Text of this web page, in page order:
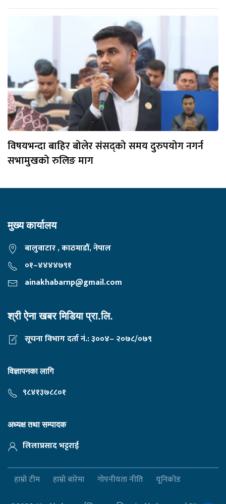
विषयभन्दा बाहिर बोलेर संसद्को समय दुरुपयोग नगर्न
सभामुखको रुलिङ माग
मुख्य कार्यालय
बालुवाटार , काठमाडौं, नेपाल
०१–४४४४७९१
ainakhabarnp@gmail.com
श्री ऐना खबर मिडिया प्रा.लि.
सूचना विभाग दर्ता नं.: ३००४– २०७८/०७९
विज्ञापनका लागि
९८४१३७८८०१
अध्यक्ष तथा सम्पादक
लिलाप्रसाद भट्टराई
हाम्रो टीम हाम्रो बारेमा गोपनीयता नीति यूनिकोड